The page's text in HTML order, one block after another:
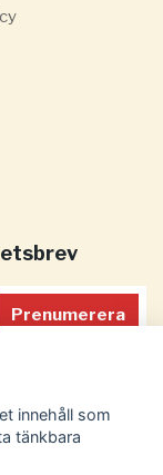
Prenumerera
innehåll som
tänkbara